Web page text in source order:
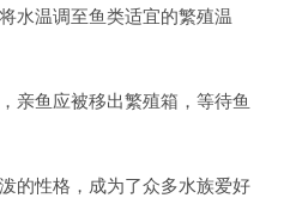
水温调至鱼类适宜的繁殖温
亲鱼应被移出繁殖箱，等待鱼
的性格，成为了众多水族爱好